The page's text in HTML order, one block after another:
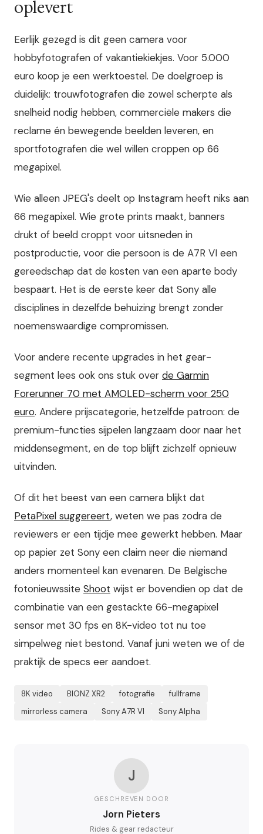
oplevert
Eerlijk gezegd is dit geen camera voor
hobbyfotografen of vakantiekiekjes. Voor 5.000
euro koop je een werktoestel. De doelgroep is
duidelijk: trouwfotografen die zowel scherpte als
snelheid nodig hebben, commerciële makers die
reclame én bewegende beelden leveren, en
sportfotografen die wel willen croppen op 66
megapixel.
Wie alleen JPEG's deelt op Instagram heeft niks aan
66 megapixel. Wie grote prints maakt, banners
drukt of beeld croppt voor uitsneden in
postproductie, voor die persoon is de A7R VI een
gereedschap dat de kosten van een aparte body
bespaart. Het is de eerste keer dat Sony alle
disciplines in dezelfde behuizing brengt zonder
noemenswaardige compromissen.
Voor andere recente upgrades in het gear-
segment lees ook ons stuk over de Garmin
Forerunner 70 met AMOLED-scherm voor 250
euro. Andere prijscategorie, hetzelfde patroon: de
premium-functies sijpelen langzaam door naar het
middensegment, en de top blijft zichzelf opnieuw
uitvinden.
Of dit het beest van een camera blijkt dat
PetaPixel suggereert, weten we pas zodra de
reviewers er een tijdje mee gewerkt hebben. Maar
op papier zet Sony een claim neer die niemand
anders momenteel kan evenaren. De Belgische
fotonieuwssite Shoot wijst er bovendien op dat de
combinatie van een gestackte 66-megapixel
sensor met 30 fps en 8K-video tot nu toe
simpelweg niet bestond. Vanaf juni weten we of de
praktijk de specs eer aandoet.
8K video BIONZ XR2 fotografie
fullframe
mirrorless camera
Sony A7R VI Sony Alpha
J
GESCHREVEN DOOR
Jorn Pieters
Rides & gear redacteur